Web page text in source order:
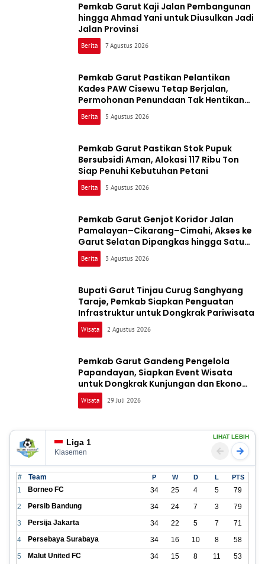
Pemkab Garut Kaji Jalan Pembangunan
hingga Ahmad Yani untuk Diusulkan Jadi
Jalan Provinsi
Berita 7 Agustus 2026
Pemkab Garut Pastikan Pelantikan
Kades PAW Cisewu Tetap Berjalan,
Permohonan Penundaan Tak Hentikan
Proses
Berita 5 Agustus 2026
Pemkab Garut Pastikan Stok Pupuk
Bersubsidi Aman, Alokasi 117 Ribu Ton
Siap Penuhi Kebutuhan Petani
Berita 5 Agustus 2026
Pemkab Garut Genjot Koridor Jalan
Pamalayan–Cikarang–Cimahi, Akses ke
Garut Selatan Dipangkas hingga Satu
Jam
Berita 3 Agustus 2026
Bupati Garut Tinjau Curug Sanghyang
Taraje, Pemkab Siapkan Penguatan
Infrastruktur untuk Dongkrak Pariwisata
Wisata 2 Agustus 2026
Pemkab Garut Gandeng Pengelola
Papandayan, Siapkan Event Wisata
untuk Dongkrak Kunjungan dan Ekonomi
Daerah
Wisata 29 Juli 2026
Liga 1
Klasemen
LIHAT LEBIH
# Team P W D L PTS
1 Borneo FC 34 25 4 5
79
2
Persib Bandung 34 24 7 3
79
3
Persija Jakarta 34 22 5 7
71
4
Persebaya Surabaya 34 16 10 8
58
5
Malut United FC 34 15 8 11
53